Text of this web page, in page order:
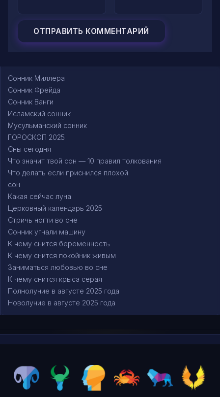
Сонник Миллера
Сонник Фрейда
Сонник Ванги
Исламский сонник
Мусульманский сонник
ГОРОСКОП 2025
Сны сегодня
Что значит твой сон — 10 правил толкования
Что делать если приснился плохой
сон
Какая сейчас луна
Церковный календарь 2025
Стричь ногти во сне
Сонник угнали машину
К чему снится беременность
К чему снится покойник живым
Заниматься любовью во сне
К чему снится крыса серая
Полнолуние в августе 2025 года
Новолуние в августе 2025 года